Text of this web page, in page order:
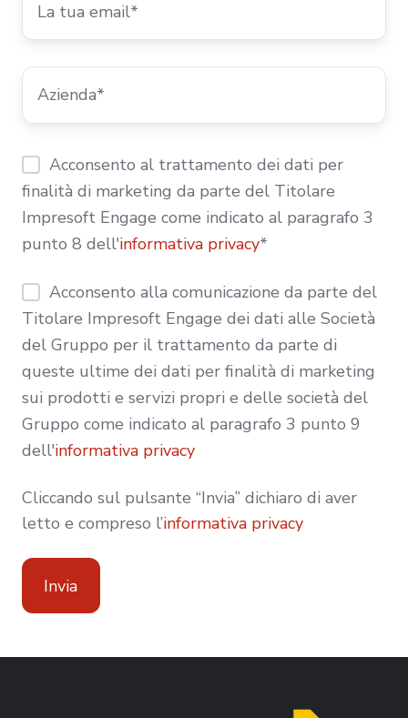
Acconsento al trattamento dei dati per
finalità di marketing da parte del Titolare
Impresoft Engage come indicato al paragrafo 3
punto 8 dell'informativa privacy*
Acconsento alla comunicazione da parte del
Titolare Impresoft Engage dei dati alle Società
del Gruppo per il trattamento da parte di
queste ultime dei dati per finalità di marketing
sui prodotti e servizi propri e delle società del
Gruppo come indicato al paragrafo 3 punto 9
dell'informativa privacy
Cliccando sul pulsante “Invia” dichiaro di aver
letto e compreso l’informativa privacy